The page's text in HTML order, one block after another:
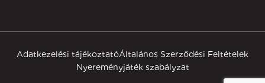
Adatkezelési tájékoztatóÁltalános Szerződési Feltételek
Nyereményjáték szabályzat